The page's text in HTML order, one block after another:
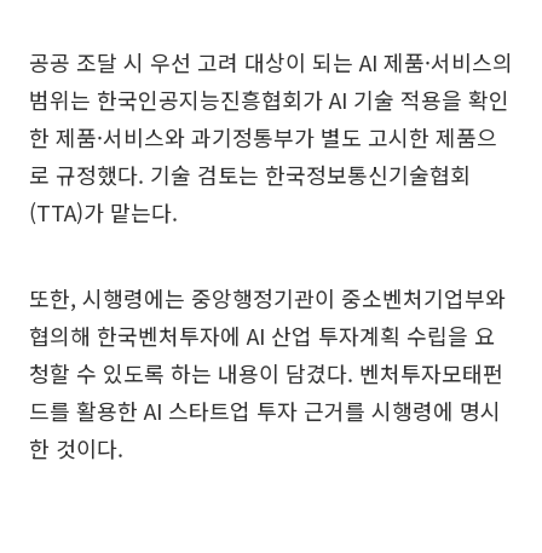
공공 조달 시 우선 고려 대상이 되는 AI 제품·서비스의
범위는 한국인공지능진흥협회가 AI 기술 적용을 확인
한 제품·서비스와 과기정통부가 별도 고시한 제품으
로 규정했다. 기술 검토는 한국정보통신기술협회
(TTA)가 맡는다.
또한, 시행령에는 중앙행정기관이 중소벤처기업부와
협의해 한국벤처투자에 AI 산업 투자계획 수립을 요
청할 수 있도록 하는 내용이 담겼다. 벤처투자모태펀
드를 활용한 AI 스타트업 투자 근거를 시행령에 명시
한 것이다.